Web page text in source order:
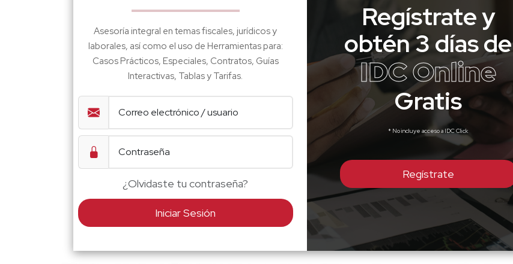
Asesoría integral en temas fiscales, jurídicos y
laborales, así como el uso de Herramientas para:
Casos Prácticos, Especiales, Contratos, Guías
Interactivas, Tablas y Tarifas.
¿Olvidaste tu contraseña?
Iniciar Sesión
Regístrate y
obtén 3 días de
IDC Online
Gratis
* No incluye acceso a IDC Click
Regístrate